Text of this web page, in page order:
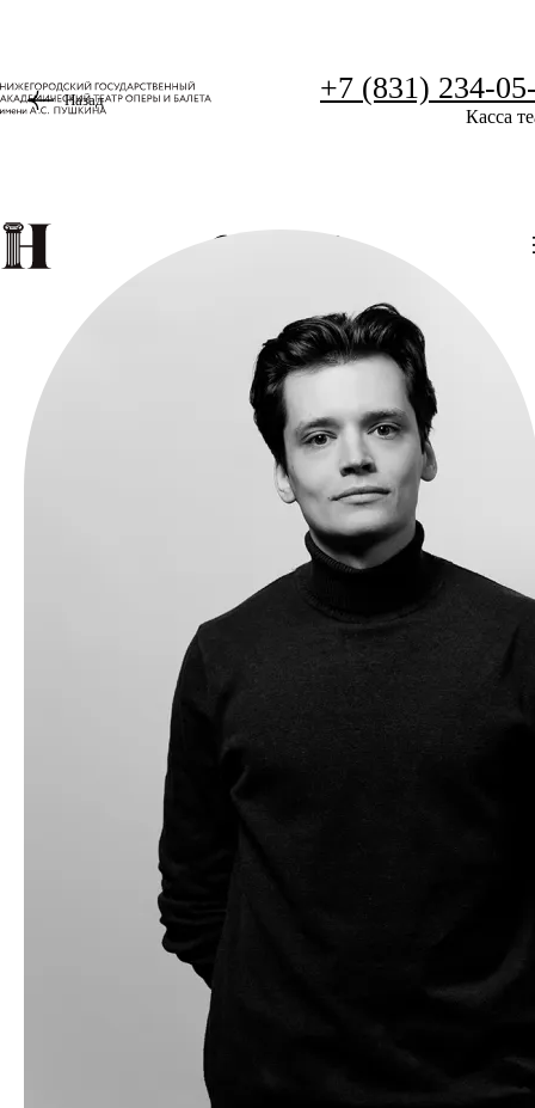
+7 (831) 234-
Касса
Назад